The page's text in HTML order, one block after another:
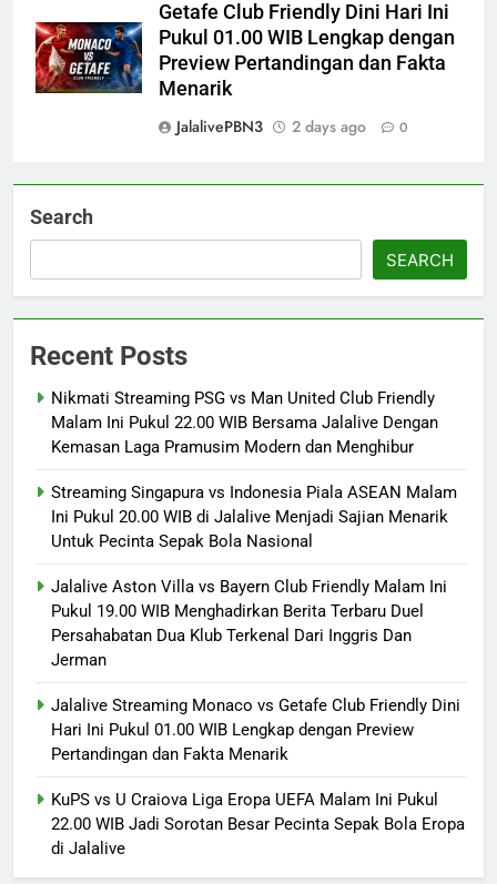
Getafe Club Friendly Dini Hari Ini
Pukul 01.00 WIB Lengkap dengan
Preview Pertandingan dan Fakta
Menarik
JalalivePBN3
2 days ago 0
Search
SEARCH
Recent Posts
Nikmati Streaming PSG vs Man United Club Friendly
Malam Ini Pukul 22.00 WIB Bersama Jalalive Dengan
Kemasan Laga Pramusim Modern dan Menghibur
Streaming Singapura vs Indonesia Piala ASEAN Malam
Ini Pukul 20.00 WIB di Jalalive Menjadi Sajian Menarik
Untuk Pecinta Sepak Bola Nasional
Jalalive Aston Villa vs Bayern Club Friendly Malam Ini
Pukul 19.00 WIB Menghadirkan Berita Terbaru Duel
Persahabatan Dua Klub Terkenal Dari Inggris Dan
Jerman
Jalalive Streaming Monaco vs Getafe Club Friendly Dini
Hari Ini Pukul 01.00 WIB Lengkap dengan Preview
Pertandingan dan Fakta Menarik
KuPS vs U Craiova Liga Eropa UEFA Malam Ini Pukul
22.00 WIB Jadi Sorotan Besar Pecinta Sepak Bola Eropa
di Jalalive